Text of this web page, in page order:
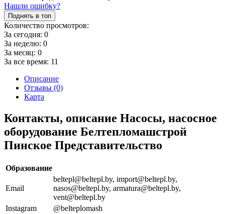
Нашли ошибку?
Поднять в топ
Количество просмотров:
За сегодня: 0
За неделю: 0
За месяц: 0
За все время: 11
Описание
Отзывы (0)
Карта
Контакты, описание Насосы, насосное
оборудование Белтепломашстрой
Пинское Представительство
Образование
Email
beltepl@beltepl.by, import@beltepl.by,
nasos@beltepl.by, armatura@beltepl.by,
vent@beltepl.by
Instagram
@belteplomash